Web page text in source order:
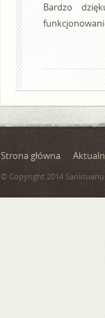
Bardzo
Strona główna
© Copyright 2014